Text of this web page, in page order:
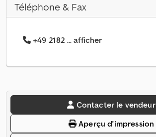
Téléphone & Fax
+49 2182 ... afficher
Contacter le vendeur
Aperçu d'impression